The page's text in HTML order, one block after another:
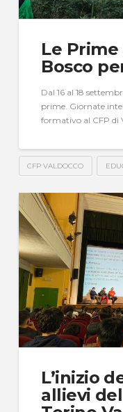
Le Prime
Bosco
Dal 16 al 18
prime. Giornate
formativo al CFP di
CFP VALDOCCO
L’inizio
allievi